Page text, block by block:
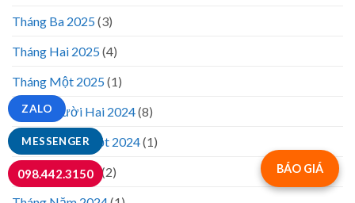
Tháng Ba 2025(3)
Tháng Hai 2025(4)
Tháng Một 2025(1)
Tháng Mười Hai 2024(8)
Tháng Mười Một 2024(1)
Tháng Sáu 2024 (2)
BÁO GIÁ
MESSENGER
ZALO
098.442.3150